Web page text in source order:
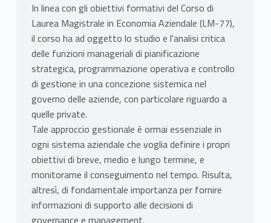
In linea con gli obiettivi formativi del Corso di
Laurea Magistrale in Economia Aziendale (LM-77),
il corso ha ad oggetto lo studio e l'analisi critica
delle funzioni manageriali di pianificazione
strategica, programmazione operativa e controllo
di gestione in una concezione sistemica nel
governo delle aziende, con particolare riguardo a
quelle private.
Tale approccio gestionale è ormai essenziale in
ogni sistema aziendale che voglia definire i propri
obiettivi di breve, medio e lungo termine, e
monitorarne il conseguimento nel tempo. Risulta,
altresì, di fondamentale importanza per fornire
informazioni di supporto alle decisioni di